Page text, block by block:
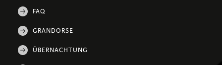
FAQ
GRANDORSE
ÜBERNACHTUNG